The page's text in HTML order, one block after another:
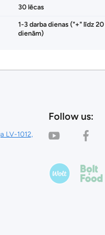
30 lēcas
1-3 darba dienas ("+" līdz
dienām)
LV-1012,
Follow us:
youtubecom/
woltcom/lv/lva/